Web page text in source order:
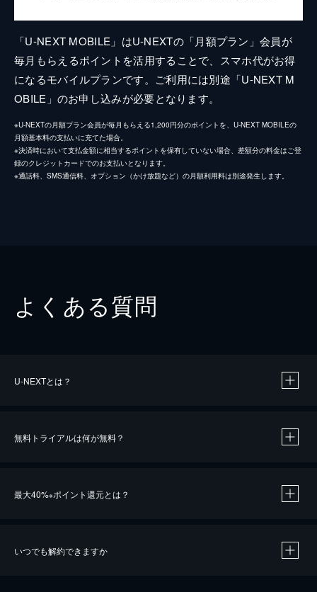
「U-NEXT MOBILE」はU-NEXTの「月額プラン」会員が
毎月もらえるポイントを活用することで、スマホ代がお得
になるモバイルプランです。ご利用には別途「U-NEXT M
OBILE」のお申し込みが必要となります。
※U-NEXTの月額プラン会員が毎月もらえる1,200円分のポイントを、U-NEXT MOBILEの
月額基本料の支払いに充てた場合。
※決済時において支払金額に相当するポイントを保有していない場合、差額分の料金はご登
録のクレジットカードでのお支払いとなります。
※通話料、SMS通信料、オプション（かけ放題など）の月額利用料は別途発生します。
よくある質問
U-NEXTとは？
無料トライアルは何が無料？
最大40%※ポイント還元とは？
いつでも解約できますか